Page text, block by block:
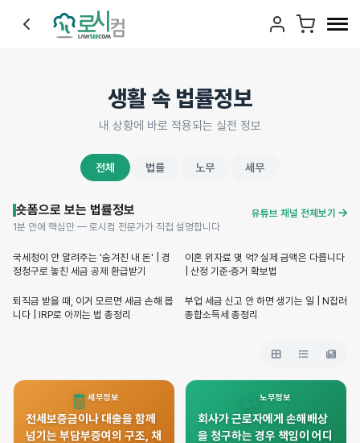
생활 속 법률정보
내 상황에 바로 적용되는 실전 정보
전체 법률 노무 세무
숏폼으로 보는 법률정보
유튜브 채널 전체보기
1분 안에 핵심만 — 로시컴 전문가가 직접 설명합니다
Shorts
국세청이 안 알려주는 '숨겨진 내 돈' | 경
정청구로 놓친 세금 공제 환급받기
Shorts
이혼 위자료 몇 억? 실제 금액은 다릅니다
| 산정 기준·증거 확보법
Shorts
퇴직금 받을 때, 이거 모르면 세금 손해 봅
니다 | IRP로 아끼는 법 총정리
Shorts
부업 세금 신고 안 하면 생기는 일 | N잡러
종합소득세 총정리
🧾 세무정보
전세보증금이나 대출을 함께
넘기는 부담부증여의 구조, 채
노무정보
회사가 근로자에게 손해배상
을 청구하는 경우 책임이 어디